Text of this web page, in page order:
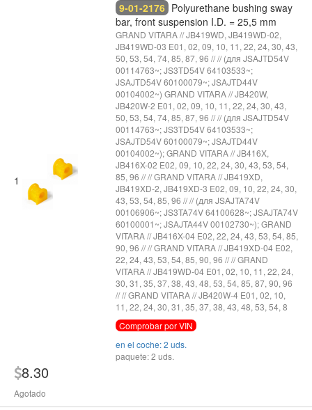
1
9-01-2176 Polyurethane bushing sway
bar, front suspension I.D. = 25,5 mm
GRAND VITARA // JB419WD, JB419WD-02,
JB419WD-03 E01, 02, 09, 10, 11, 22, 24, 30, 43,
50, 53, 54, 74, 85, 87, 96 // // (для JSAJTD54V
00114763~; JS3TD54V 64103533~;
JSAJTD54V 60100079~; JSAJTD44V
00104002~) GRAND VITARA // JB420W,
JB420W-2 E01, 02, 09, 10, 11, 22, 24, 30, 43,
50, 53, 54, 74, 85, 87, 96 // // (для JSAJTD54V
00114763~; JS3TD54V 64103533~;
JSAJTD54V 60100079~; JSAJTD44V
00104002~); GRAND VITARA // JB416X,
JB416X-02 E02, 09, 10, 22, 24, 30, 43, 53, 54,
85, 96 // // GRAND VITARA // JB419XD,
JB419XD-2, JB419XD-3 E02, 09, 10, 22, 24, 30,
43, 53, 54, 85, 96 // // (для JSAJTA74V
00106906~; JS3TA74V 64100628~; JSAJTA74V
60100001~; JSAJTA44V 00102730~); GRAND
VITARA // JB416X-04 E02, 22, 24, 43, 53, 54, 85,
90, 96 // // GRAND VITARA // JB419XD-04 E02,
22, 24, 43, 53, 54, 85, 90, 96 // // GRAND
VITARA // JB419WD-04 E01, 02, 10, 11, 22, 24,
30, 31, 35, 37, 38, 43, 48, 53, 54, 85, 87, 90, 96
// // GRAND VITARA // JB420W-4 E01, 02, 10,
11, 22, 24, 30, 31, 35, 37, 38, 43, 48, 53, 54, 8
Comprobar por VIN
en el coche: 2 uds.
paquete: 2 uds.
8.30
Agotado